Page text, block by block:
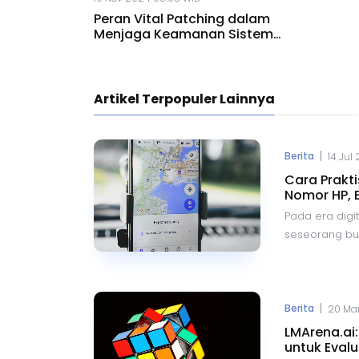
Peran Vital Patching dalam
Menjaga Keamanan Sistem
Artikel Terpopuler Lainnya
Berita 14 Jul
Cara
Nomor HP,
Pada era
seseorang
dengan
hingga
metode yang
Berita 20
untuk